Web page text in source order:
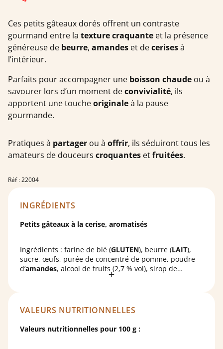
Ces petits gâteaux dorés offrent un contraste
gourmand entre la texture craquante et la présence
généreuse de beurre, amandes et decerisesà
l’intérieur.
Parfaits pour accompagner une boisson chaude ou à
savourer lors d’un moment deconvivialité, ils
apportent une toucheoriginaleà la pause
gourmande.
Pratiques à partager ou à offrir, ils séduiront tous les
amateurs de douceurs croquantes etfruitées.
Réf : 22004
INGRÉDIENTS
Petits gâteaux à la cerise, aromatisés
Ingrédients : farine de blé (GLUTEN), beurre (LAIT),
sucre, œufs, purée de concentré de pomme, poudre
d’amandes, alcool de fruits (2,7 % vol), sirop de
glucose-fructose, purée concentrée de
cristallisé, colorants :betterave ,carotte
huile de tournesol, poudres à lever :
carbonate acide de sodium; fibres d’agrumes,
VALEURS NUTRITIONNELLES
Valeurs nutritionnelles pour 100 g :